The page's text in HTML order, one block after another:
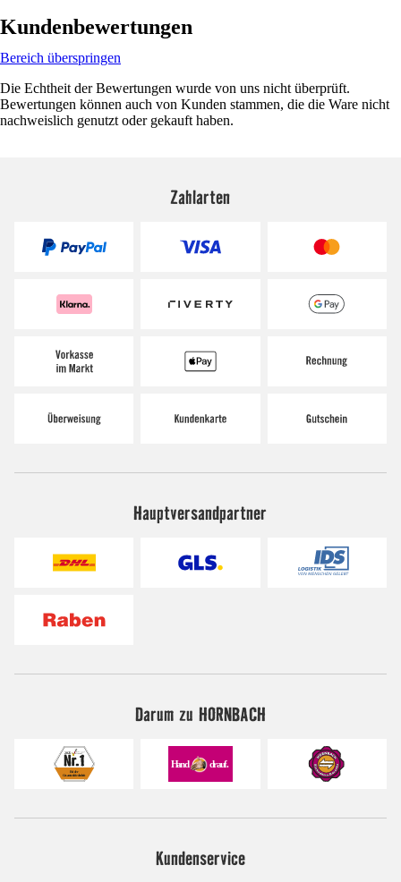
Kundenbewertungen
Bereich überspringen
Die Echtheit der Bewertungen wurde von uns nicht überprüft.
Bewertungen können auch von Kunden stammen, die die Ware nicht
nachweislich genutzt oder gekauft haben.
Zahlarten
Hauptversandpartner
Darum zu HORNBACH
Kundenservice